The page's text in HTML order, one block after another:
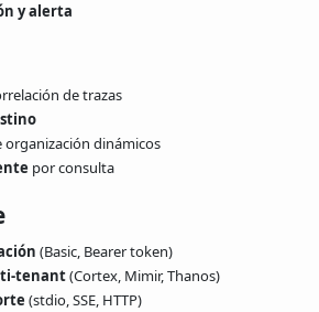
y alerta
de trazas
organización dinámicos
por consulta
(Basic, Bearer token)
tenant(Cortex, Mimir, Thanos)
(stdio, SSE, HTTP)